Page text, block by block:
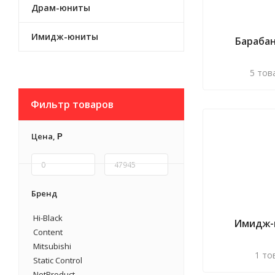
Драм-юниты
Имидж-юниты
Фильтр товаров
Цена, Р
Бренд
Hi-Black
Content
Mitsubishi
Static Control
5
1